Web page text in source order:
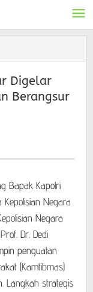
Digelar
Berangsur
Bapak Kapolri
Kepolisian Negara
Negara
Dr. Dedi
penguatan
(Kamtibmas)
Langkah strategis